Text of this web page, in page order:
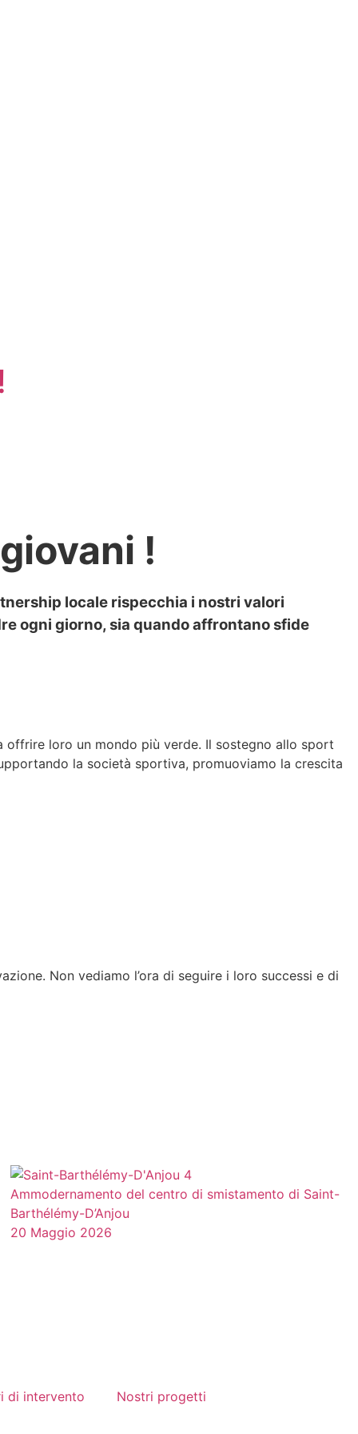
!
locale rispecchia i nostri valori
ogni giorno, sia quando affrontano sfide
loro un mondo più verde. Il sostegno allo sport
la società sportiva, promuoviamo la crescita
Non vediamo l’ora di seguire i loro successi e di
Ammodernamento del centro di smistamento di Saint-
Barthélémy-D’Anjou
20 Maggio 2026
di intervento Nostri progetti